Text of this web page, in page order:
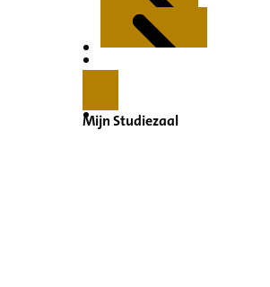
Inventaris
Mijn Studiezaal